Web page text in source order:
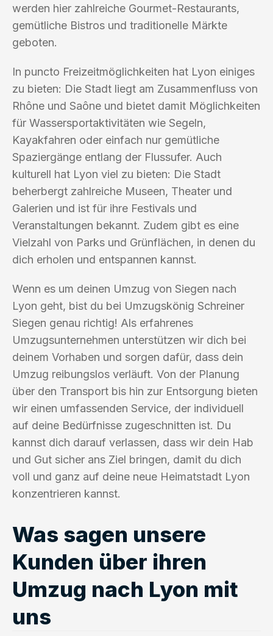
werden hier zahlreiche Gourmet-Restaurants,
gemütliche Bistros und traditionelle Märkte
geboten.
In puncto Freizeitmöglichkeiten hat Lyon einiges
zu bieten: Die Stadt liegt am Zusammenfluss von
Rhône und Saône und bietet damit Möglichkeiten
für Wassersportaktivitäten wie Segeln,
Kayakfahren oder einfach nur gemütliche
Spaziergänge entlang der Flussufer. Auch
kulturell hat Lyon viel zu bieten: Die Stadt
beherbergt zahlreiche Museen, Theater und
Galerien und ist für ihre Festivals und
Veranstaltungen bekannt. Zudem gibt es eine
Vielzahl von Parks und Grünflächen, in denen du
dich erholen und entspannen kannst.
Wenn es um deinen Umzug von Siegen nach
Lyon geht, bist du bei Umzugskönig Schreiner
Siegen genau richtig! Als erfahrenes
Umzugsunternehmen unterstützen wir dich bei
deinem Vorhaben und sorgen dafür, dass dein
Umzug reibungslos verläuft. Von der Planung
über den Transport bis hin zur Entsorgung bieten
wir einen umfassenden Service, der individuell
auf deine Bedürfnisse zugeschnitten ist. Du
kannst dich darauf verlassen, dass wir dein Hab
und Gut sicher ans Ziel bringen, damit du dich
voll und ganz auf deine neue Heimatstadt Lyon
konzentrieren kannst.
Was sagen unsere
Kunden über ihren
Umzug nach Lyon mit
uns